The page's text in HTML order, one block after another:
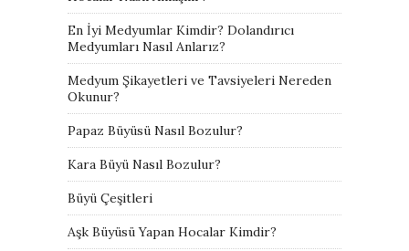
En İyi Medyumlar Kimdir? Dolandırıcı
Medyumları Nasıl Anlarız?
Medyum Şikayetleri ve Tavsiyeleri Nereden
Okunur?
Papaz Büyüsü Nasıl Bozulur?
Kara Büyü Nasıl Bozulur?
Büyü Çeşitleri
Aşk Büyüsü Yapan Hocalar Kimdir?